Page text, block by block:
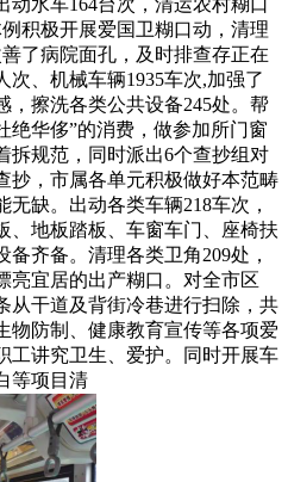
积极开展爱国卫糊口动，清理
了病院面孔，及时排查存正在
次、机械车辆1935车次,加强了
，擦洗各类公共设备245处。帮
绝华侈”的消费，做参加所门窗
拆规范，同时派出6个查抄组对
抄，市属各单元积极做好本范畴
缺。出动各类车辆218车次，
、地板踏板、车窗车门、座椅扶
齐备。清理各类卫角209处，
亮宜居的出产糊口。对全市区
从干道及背街冷巷进行扫除，共
物防制、健康教育宣传等各项爱
工讲究卫生、爱护。同时开展车
等项目清